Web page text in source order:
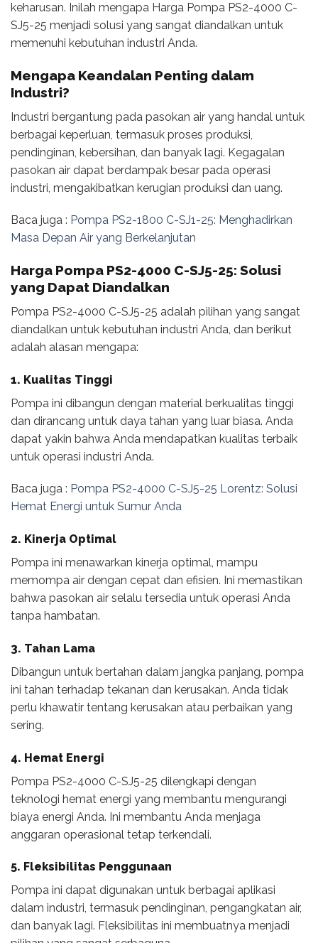
keharusan. Inilah mengapa Harga Pompa PS2-4000 C-
SJ5-25 menjadi solusi yang sangat diandalkan untuk
memenuhi kebutuhan industri Anda.
Mengapa Keandalan Penting dalam
Industri?
Industri bergantung pada pasokan air yang handal untuk
berbagai keperluan, termasuk proses produksi,
pendinginan, kebersihan, dan banyak lagi. Kegagalan
pasokan air dapat berdampak besar pada operasi
industri, mengakibatkan kerugian produksi dan uang.
Baca juga : Pompa PS2-1800 C-SJ1-25: Menghadirkan
Masa Depan Air yang Berkelanjutan
Harga Pompa PS2-4000 C-SJ5-25: Solusi
yang Dapat Diandalkan
Pompa PS2-4000 C-SJ5-25 adalah pilihan yang sangat
diandalkan untuk kebutuhan industri Anda, dan berikut
adalah alasan mengapa:
1. Kualitas Tinggi
Pompa ini dibangun dengan material berkualitas tinggi
dan dirancang untuk daya tahan yang luar biasa. Anda
dapat yakin bahwa Anda mendapatkan kualitas terbaik
untuk operasi industri Anda.
Baca juga : Pompa PS2-4000 C-SJ5-25 Lorentz: Solusi
Hemat Energi untuk Sumur Anda
2. Kinerja Optimal
Pompa ini menawarkan kinerja optimal, mampu
memompa air dengan cepat dan efisien. Ini memastikan
bahwa pasokan air selalu tersedia untuk operasi Anda
tanpa hambatan.
3. Tahan Lama
Dibangun untuk bertahan dalam jangka panjang, pompa
ini tahan terhadap tekanan dan kerusakan. Anda tidak
perlu khawatir tentang kerusakan atau perbaikan yang
sering.
4. Hemat Energi
Pompa PS2-4000 C-SJ5-25 dilengkapi dengan
teknologi hemat energi yang membantu mengurangi
biaya energi Anda. Ini membantu Anda menjaga
anggaran operasional tetap terkendali.
5. Fleksibilitas Penggunaan
Pompa ini dapat digunakan untuk berbagai aplikasi
dalam industri, termasuk pendinginan, pengangkatan air,
dan banyak lagi. Fleksibilitas ini membuatnya menjadi